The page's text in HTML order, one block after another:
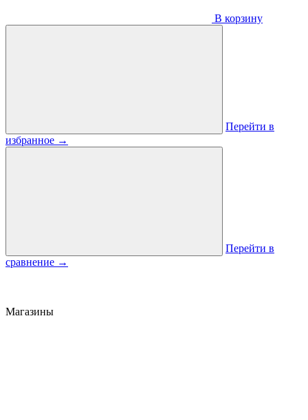
В корзину
Перейти в
избранное →
Перейти в
сравнение →
Магазины